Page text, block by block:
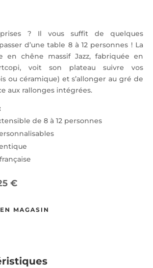
? Il vous suffit de quelques
d’une table 8 à 12 personnes ! La
en chêne massif Jazz, fabriquée en
voit son plateau suivre vos
ou céramique) et s’allonger au gré de
aux rallonges intégrées.
de 8 à 12 personnes
€
MAGASIN